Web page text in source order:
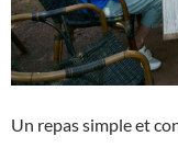
Un repas simple et